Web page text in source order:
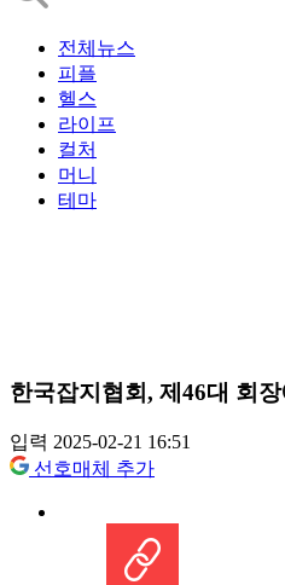
전체뉴스
피플
헬스
라이프
컬처
머니
테마
한국잡지협회, 제46대 회
입력 2025-02-21 16:51
선호매체 추가